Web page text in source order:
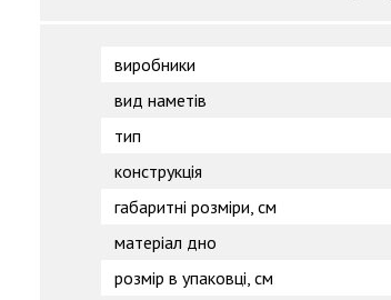
виробники
вид наметів
тип
конструкція
габаритні розміри, см
матеріал дно
розмір в упаковці, см